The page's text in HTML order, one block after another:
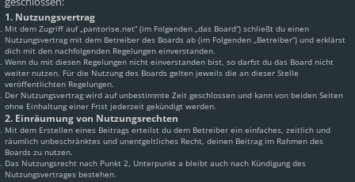
1. Nutzungsvertrag
Mit dem Zugriff auf „pantorise.net“ (im Folgenden „das Board“) schließt du einen
Nutzungsvertrag mit dem Betreiber des Boards ab (im Folgenden „Betreiber“) und erklärst
dich mit den nachfolgenden Regelungen einverstanden.
Wenn du mit diesen Regelungen nicht einverstanden bist, so darfst du das Board nicht
weiter nutzen. Für die Nutzung des Boards gelten jeweils die an dieser Stelle
veröffentlichten Regelungen.
Der Nutzungsvertrag wird auf unbestimmte Zeit geschlossen und kann von beiden Seiten
ohne Einhaltung einer Frist jederzeit gekündigt werden.
2. Einräumung von Nutzungsrechten
Mit dem Erstellen eines Beitrags erteilst du dem Betreiber ein einfaches, zeitlich und
räumlich unbeschränktes und unentgeltliches Recht, deinen Beitrag im Rahmen des
Boards zu nutzen.
Das Nutzungsrecht nach Punkt 2, Unterpunkt a bleibt auch nach Kündigung des
Nutzungsvertrages bestehen.